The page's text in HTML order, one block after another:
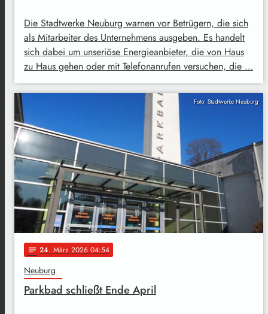
Die Stadtwerke Neuburg warnen vor Betrügern, die sich
als Mitarbeiter des Unternehmens ausgeben. Es handelt
sich dabei um unseriöse Energieanbieter, die von Haus
zu Haus gehen oder mit Telefonanrufen versuchen, die …
Foto: Stadtwerke Neuburg
notes 24. März 2026 04:54
Neuburg
Parkbad schließt Ende April